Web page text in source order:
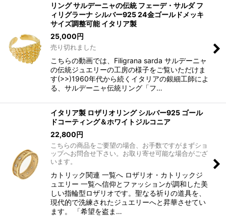
リング サルデーニャの伝統 フェーデ・サルダ フ
ィリグラーナ シルバー925 24金ゴールドメッキ
サイズ調整可能 イタリア製
25,000円
売り切れました
こちらの動画では、Filigrana sarda サルデーニャ
の伝統ジュエリーの工房の様子をご覧いただけま
す(>>)1960年代から続くイタリアの銀細工師によ
る、サルデーニャ伝統リング「フ…
イタリア製 ロザリオリング シルバー925 ゴール
ドコーティング＆ホワイトジルコニア
22,800円
こちらの商品をご要望の場合、お手数ですがまずショ
ップへお問合せ下さい。お取り寄せ可能な場合がござ
います。
カトリック関連 一覧へ ロザリオ・カトリックジ
ュエリー 一覧へ信仰とファッションが調和した美
しい指輪型ロザリオです。聖なる祈りの道具を、
現代的で洗練されたジュエリーへと昇華させてい
ます。 「希望を盗ま…